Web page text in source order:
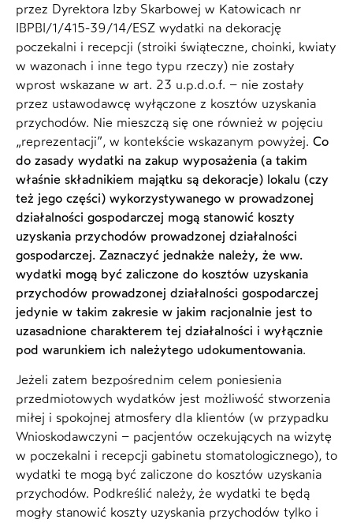
przez Dyrektora Izby Skarbowej w Katowicach nr
IBPBI/1/415-39/14/ESZ wydatki na dekorację
poczekalni i recepcji (stroiki świąteczne, choinki, kwiaty
w wazonach i inne tego typu rzeczy) nie zostały
wprost wskazane w art. 23 u.p.d.o.f. – nie zostały
przez ustawodawcę wyłączone z kosztów uzyskania
przychodów. Nie mieszczą się one również w pojęciu
„reprezentacji”, w kontekście wskazanym powyżej. Co
do zasady wydatki na zakup wyposażenia (a takim
właśnie składnikiem majątku są dekoracje) lokalu (czy
też jego części) wykorzystywanego w prowadzonej
działalności gospodarczej mogą stanowić koszty
uzyskania przychodów prowadzonej działalności
gospodarczej. Zaznaczyć jednakże należy, że ww.
wydatki mogą być zaliczone do kosztów uzyskania
przychodów prowadzonej działalności gospodarczej
jedynie w takim zakresie w jakim racjonalnie jest to
uzasadnione charakterem tej działalności i wyłącznie
pod warunkiem ich należytego udokumentowania.
Jeżeli zatem bezpośrednim celem poniesienia
przedmiotowych wydatków jest możliwość stworzenia
miłej i spokojnej atmosfery dla klientów (w przypadku
Wnioskodawczyni – pacjentów oczekujących na wizytę
w poczekalni i recepcji gabinetu stomatologicznego), to
wydatki te mogą być zaliczone do kosztów uzyskania
przychodów. Podkreślić należy, że wydatki te będą
mogły stanowić koszty uzyskania przychodów tylko i